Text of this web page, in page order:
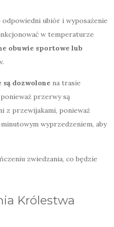
odpowiedni ubiór i wyposażenie
w temperaturze
obuwie sportowe lub
są dozwolone na trasie
ponieważ przerwy są
z przewijakami, ponieważ
wyprzedzeniem, aby
zwiedzania, co będzie
Królestwa